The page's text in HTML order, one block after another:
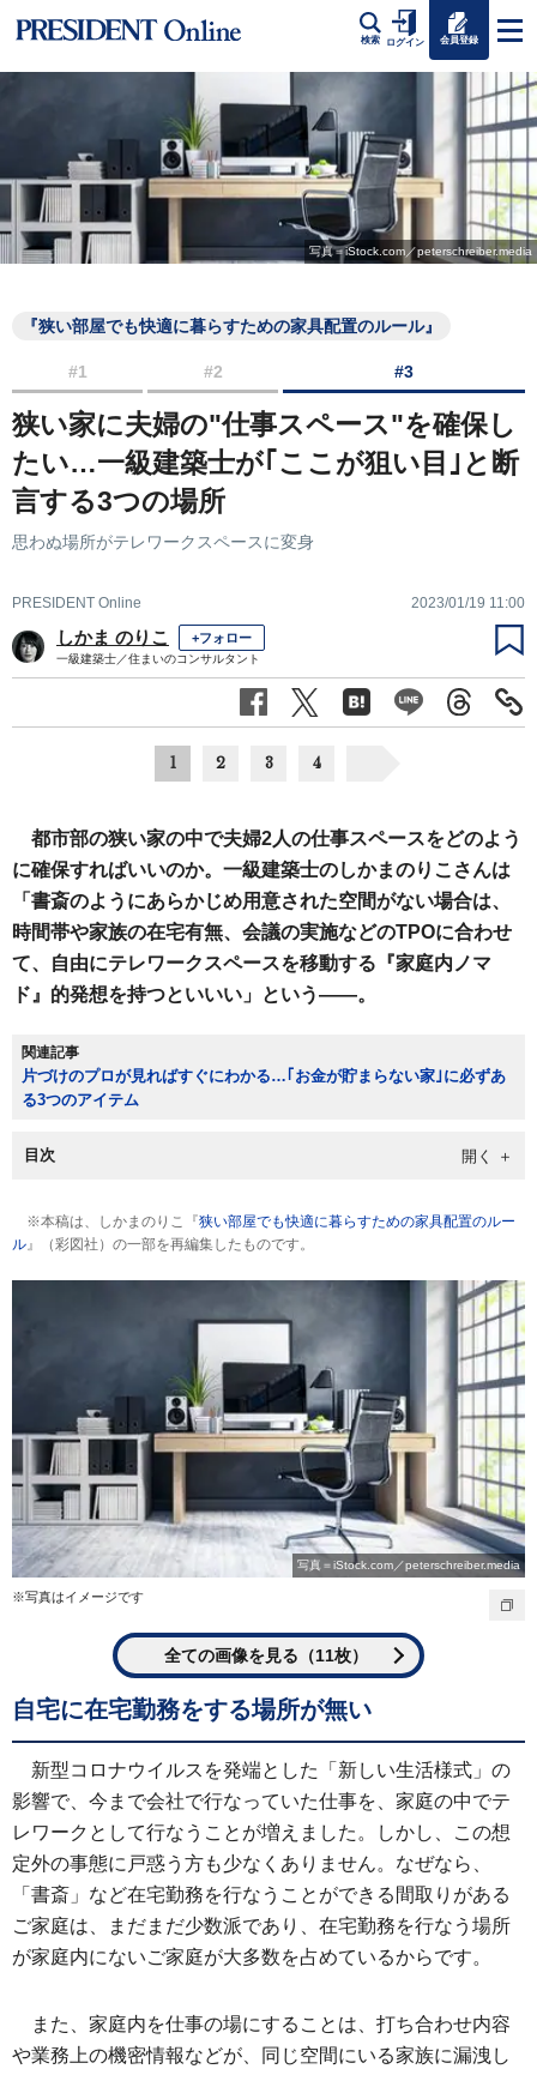
検索 ログイン 会員登録
写真＝iStock.com／peterschreiber.media
『狭い部屋でも快適に暮らすための家具配置のルール』
#1 #2 #3
狭い家に夫婦の"仕事スペース"を確保し
たい…一級建築士が｢ここが狙い目｣と断
言する3つの場所
思わぬ場所がテレワークスペースに変身
PRESIDENT Online 2023/01/19 11:00
しかま のりこ +フォロー
一級建築士／住まいのコンサルタント
1 2 3 4
都市部の狭い家の中で夫婦2人の仕事スペースをどのよう
に確保すればいいのか。一級建築士のしかまのりこさんは
「書斎のようにあらかじめ用意された空間がない場合は、
時間帯や家族の在宅有無、会議の実施などのTPOに合わせ
て、自由にテレワークスペースを移動する『家庭内ノマ
ド』的発想を持つといいい」という――。
関連記事
片づけのプロが見ればすぐにわかる…｢お金が貯まらない家｣に必ずあ
る3つのアイテム
目次
※本稿は、しかまのりこ『狭い部屋でも快適に暮らすための家具配置のルー
ル 』（彩図社）の一部を再編集したものです。
写真＝iStock.com／peterschreiber.media
※写真はイメージです
全ての画像を見る（11枚）
自宅に在宅勤務をする場所が無い
新型コロナウイルスを発端とした「新しい生活様式」の
影響で、今まで会社で行なっていた仕事を、家庭の中でテ
レワークとして行なうことが増えました。しかし、この想
定外の事態に戸惑う方も少なくありません。なぜなら、
「書斎」など在宅勤務を行なうことができる間取りがある
ご家庭は、まだまだ少数派であり、在宅勤務を行なう場所
が家庭内にないご家庭が大多数を占めているからです。
また、家庭内を仕事の場にすることは、打ち合わせ内容
や業務上の機密情報などが、同じ空間にいる家族に漏洩し